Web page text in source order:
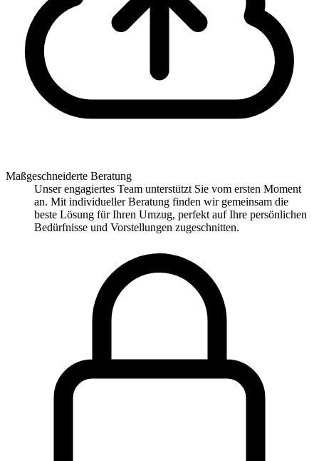
Maßgeschneiderte Beratung
Unser engagiertes Team unterstützt Sie vom ersten Moment
an. Mit individueller Beratung finden wir gemeinsam die
beste Lösung für Ihren Umzug, perfekt auf Ihre persönlichen
Bedürfnisse und Vorstellungen zugeschnitten.